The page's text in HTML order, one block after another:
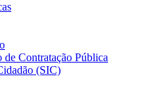
Contratação Pública
(SIC)